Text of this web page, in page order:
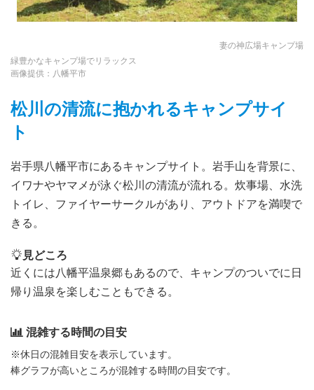
妻の神広場キャンプ場
緑豊かなキャンプ場でリラックス
画像提供：八幡平市
松川の清流に抱かれるキャンプサイ
ト
岩手県八幡平市にあるキャンプサイト。岩手山を背景に、
イワナやヤマメが泳ぐ松川の清流が流れる。炊事場、水洗
トイレ、ファイヤーサークルがあり、アウトドアを満喫で
きる。
見どころ
近くには八幡平温泉郷もあるので、キャンプのついでに日
帰り温泉を楽しむこともできる。
混雑する時間の目安
※休日の混雑目安を表示しています。
棒グラフが高いところが混雑する時間の目安です。